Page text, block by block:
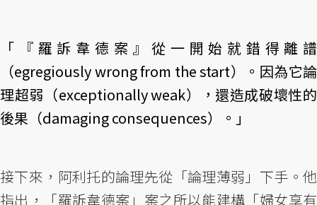
「『羅訴韋德案』從一開始就錯得離譜
（egregiously wrong from the start）。因為它論
理超弱（exceptionally weak），還造成破壞性的
後果（damaging consequences）。」
接下來，阿利托的論理先從「論理薄弱」下手。他
指出，「羅訴韋德案」案之所以能建構「婦女享有